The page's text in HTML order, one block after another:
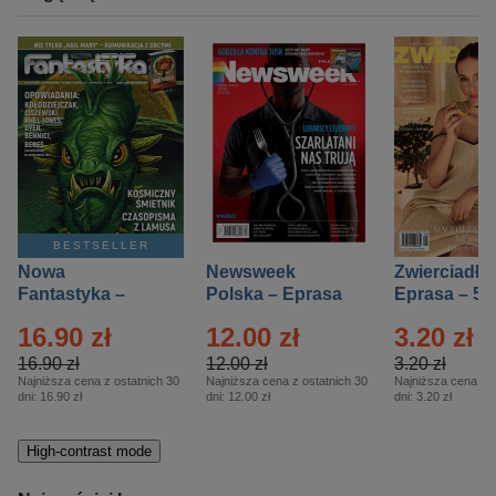
BESTSELLER
Nowa
Fantastyka –
16.90 zł
16.90 zł
Najniższa cena z ostatnich 30
dni: 16.90 zł
Newsweek
Polska – Eprasa
12.00 zł
12.00 zł
Najniższa cena z ostatnich 30
dni: 12.00 zł
Zwierciadło
Eprasa – 5/
3.20 zł
3.20 zł
Najniższa cena z
dni: 3.20 zł
High-contrast mode